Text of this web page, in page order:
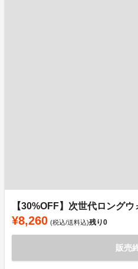
【30%OFF】次世代ロング
¥8,260 (税込/送料込)残り0
販売